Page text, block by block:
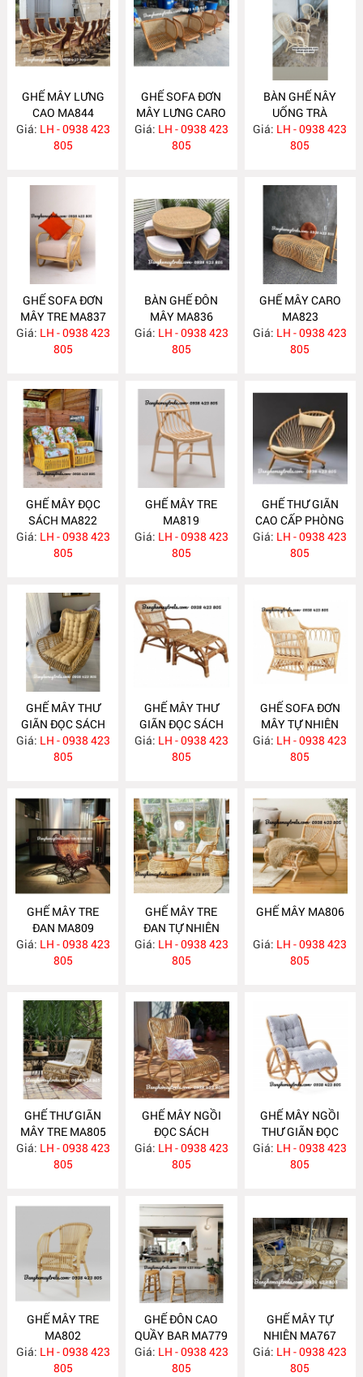
GHẾ MÂY LƯNG
CAO MA844
Giá: LH - 0938 423
805
GHẾ SOFA ĐƠN
MÂY LƯNG CARO
MA843
Giá: LH - 0938 423
805
BÀN GHẾ NÂY
UỐNG TRÀ
PHÒNG NGỦ
MA838
Giá: LH - 0938 423
805
GHẾ SOFA ĐƠN
MÂY TRE MA837
Giá: LH - 0938 423
805
BÀN GHẾ ĐÔN
MÂY MA836
Giá: LH - 0938 423
805
GHẾ MÂY CARO
MA823
Giá: LH - 0938 423
805
GHẾ MÂY ĐỌC
SÁCH MA822
Giá: LH - 0938 423
805
GHẾ MÂY TRE
MA819
Giá: LH - 0938 423
805
GHẾ THƯ GIÃN
CAO CẤP PHÒNG
KHÁCH MA818
Giá: LH - 0938 423
805
GHẾ MÂY THƯ
GIÃN ĐỌC SÁCH
BẰNG MÂY
MA816
Giá: LH - 0938 423
805
GHẾ MÂY THƯ
GIÃN ĐỌC SÁCH
KÈM GÁC CHÂN
MA815
Giá: LH - 0938 423
805
GHẾ SOFA ĐƠN
MÂY TỰ NHIÊN
MA810
Giá: LH - 0938 423
805
GHẾ MÂY TRE
ĐAN MA809
Giá: LH - 0938 423
805
GHẾ MÂY TRE
ĐAN TỰ NHIÊN
MA808
Giá: LH - 0938 423
805
GHẾ MÂY MA806
Giá: LH - 0938 423
805
GHẾ THƯ GIÃN
MÂY TRE MA805
Giá: LH - 0938 423
805
GHẾ MÂY NGỒI
ĐỌC SÁCH
PHÒNG NGỦ
MA804
Giá: LH - 0938 423
805
GHẾ MÂY NGỒI
THƯ GIÃN ĐỌC
SÁCH MA803
Giá: LH - 0938 423
805
GHẾ MÂY TRE
MA802
Giá: LH - 0938 423
805
GHẾ ĐÔN CAO
QUẦY BAR MA779
Giá: LH - 0938 423
805
GHẾ MÂY TỰ
NHIÊN MA767
Giá: LH - 0938 423
805